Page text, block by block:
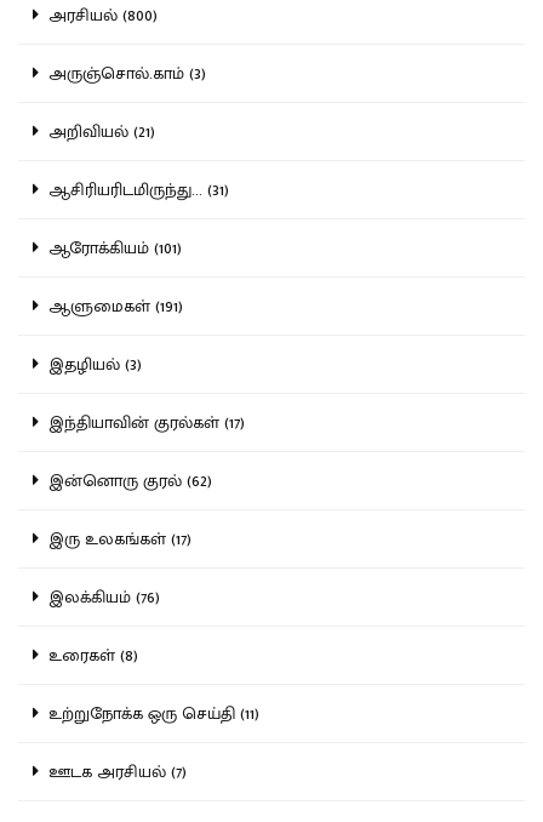
அரசியல் (800)
அருஞ்சொல்.காம் (3)
அறிவியல் (21)
ஆசிரியரிடமிருந்து... (31)
ஆரோக்கியம் (101)
ஆளுமைகள் (191)
இதழியல் (3)
இந்தியாவின் குரல்கள் (17)
இன்னொரு குரல் (62)
இரு உலகங்கள் (17)
இலக்கியம் (76)
உரைகள் (8)
உற்றுநோக்க ஒரு செய்தி (11)
ஊடக அரசியல் (7)